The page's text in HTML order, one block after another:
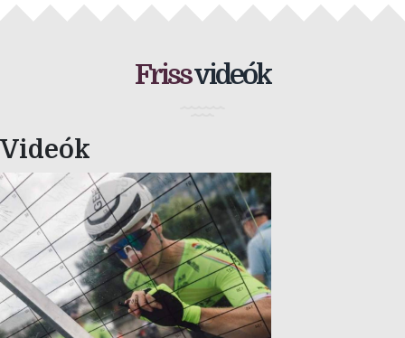
Frissvideók
Videók